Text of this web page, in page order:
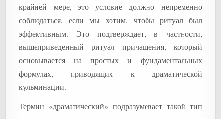
крайней мере, это условие должно непременно
соблюдаться, если мы хотим, чтобы ритуал был
эффективным. Это подтверждает, в частности,
вышеприведенный ритуал причащения, который
основывается на простых и фундаментальных
формулах, приводящих к драматической
кульминации.
Термин «драматический» подразумевает такой тип